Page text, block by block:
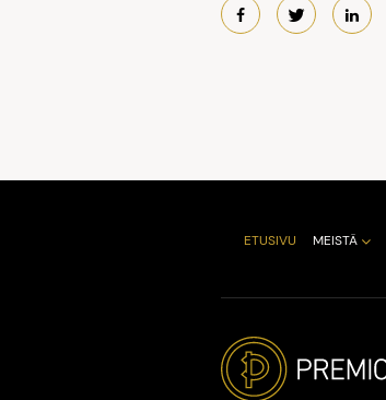
ETUSIVU MEISTÄ